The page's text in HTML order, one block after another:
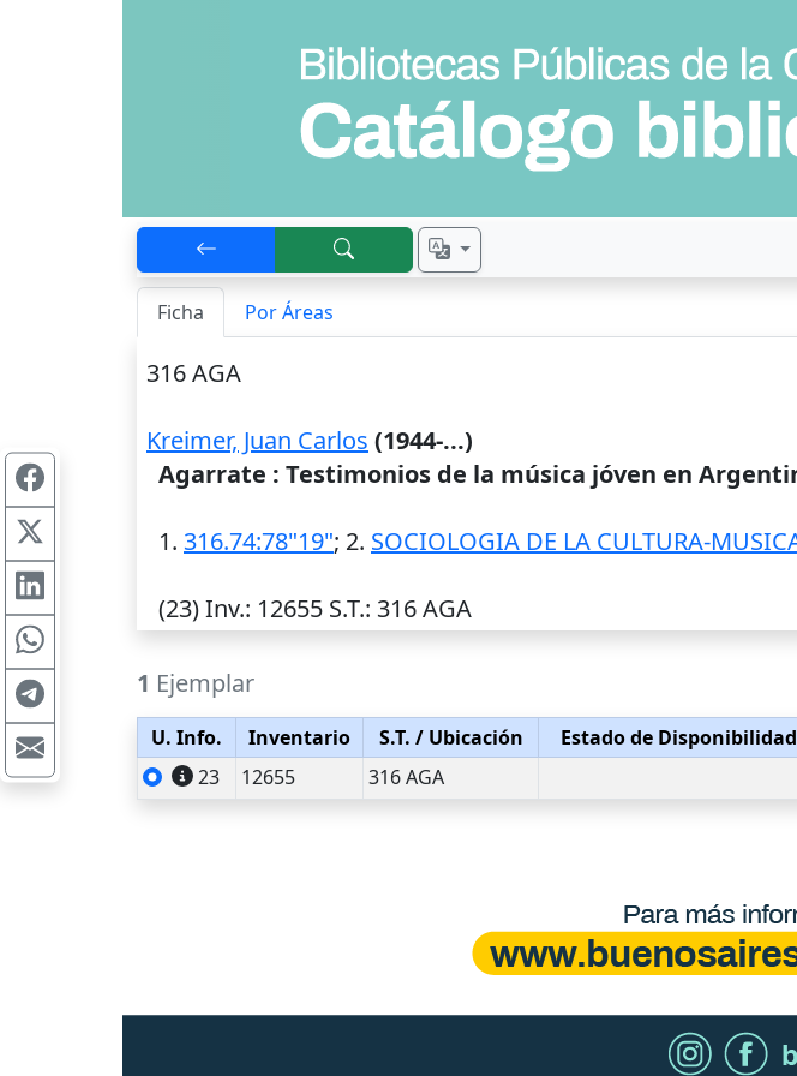
Ficha Por Áreas
316 AGA
Kreimer, Juan Carlos (1944-...)
Agarrate : Testimonios de la música jóven en
1. 316.74:78"19"; 2. SOCIOLOGIA DE LA CULTURA-
(23)Inv.: 12655 S.T.: 316 AGA
1 Ejemplar
U. Info. Inventario S.T. / Ubicación Estado de Disponibilidad
23
12655 316 AGA